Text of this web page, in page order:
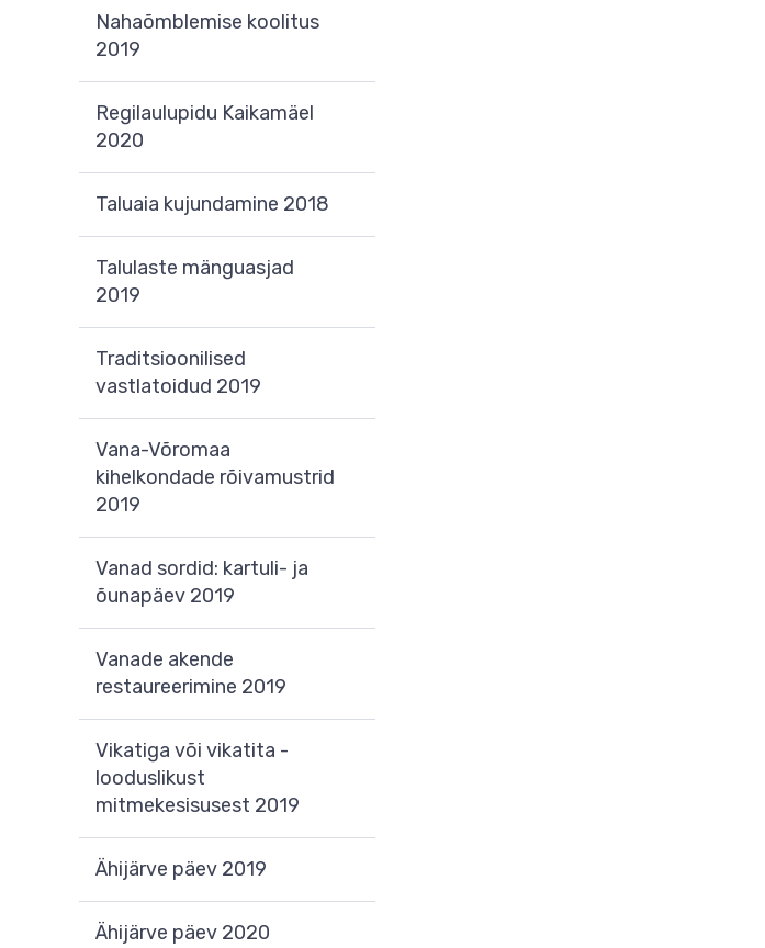
Nahaõmblemise koolitus
2019
Regilaulupidu Kaikamäel
2020
Taluaia kujundamine 2018
Talulaste mänguasjad
2019
Traditsioonilised
vastlatoidud 2019
Vana-Võromaa
kihelkondade rõivamustrid
2019
Vanad sordid: kartuli- ja
õunapäev 2019
Vanade akende
restaureerimine 2019
Vikatiga või vikatita -
looduslikust
mitmekesisusest 2019
Ähijärve päev 2019
Ähijärve päev 2020